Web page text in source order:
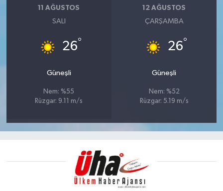
11 AĞUSTOS
SALI
26°
Güneşli
Nem: %55
Rüzgar: 9.11 m/s
12 AĞUSTOS
ÇARŞAMBA
26°
Güneşli
Nem: %52
Rüzgar: 5.19 m/s